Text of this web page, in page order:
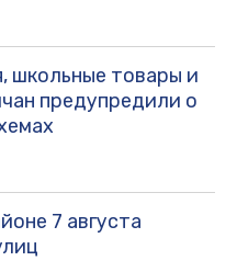
школьные товары и
предупредили о
7 августа